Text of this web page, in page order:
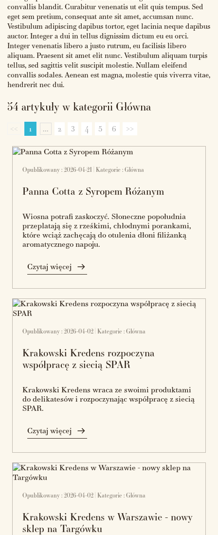
convallis blandit. Curabitur venenatis ut elit quis tempus. Sed
eget sem pretium, consequat ante sit amet, accumsan nunc.
Vestibulum adipiscing dapibus tortor, eget lacinia neque dapibus
auctor. Integer a dui in tellus dignissim dictum eu eu orci.
Integer venenatis libero a justo rutrum, eu facilisis libero
aliquam. Praesent sit amet elit nunc. Vestibulum aliquam turpis
tellus, sed sagittis velit suscipit molestie. Nullam eleifend
convallis sodales. Aenean est magna, molestie quis viverra vitae,
hendrerit nec dui.
54 artykuły w kategorii Główna
<< 1 ... 2 3 4 5 6 >>
Panna Cotta z Syropem Różanym
Opublikowany : 2026-04-21 | Kategorie : Główna
Wiosna potrafi zaskoczyć. Słoneczne popołudnia
przeplatają się z rześkimi, chłodnymi porankami,
które wciąż zachęcają do otulenia dłoni filiżanką
aromatycznego napoju.
Czytaj więcej
Krakowski Kredens rozpoczyna
współpracę z siecią SPAR
Opublikowany : 2026-04-02 | Kategorie : Główna
Krakowski Kredens wraca ze swoimi produktami
do delikatesów i rozpoczynając współpracę z siecią
SPAR.
Czytaj więcej
Krakowski Kredens w Warszawie - nowy
sklep na Targówku
Opublikowany : 2026-04-02 | Kategorie : Główna